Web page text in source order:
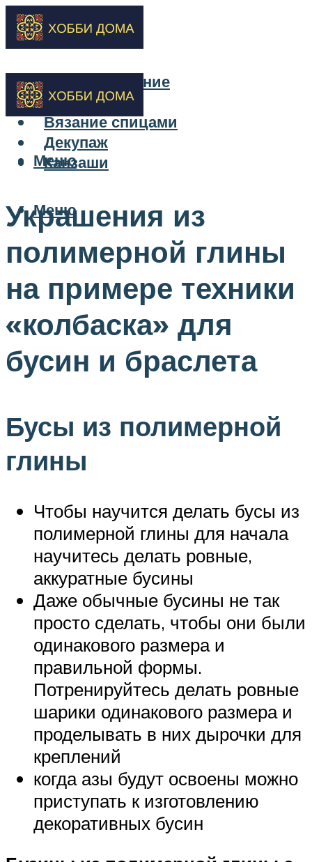
Бисероплетение
Вышивка
Вязание спицами
Декупаж
Канзаши
Меню
Меню
Украшения из
полимерной глины
на примере техники
«колбаска» для
бусин и браслета
Бусы из полимерной
глины
Чтобы научится делать бусы из
полимерной глины для начала
научитесь делать ровные,
аккуратные бусины
Даже обычные бусины не так
просто сделать, чтобы они были
одинакового размера и
правильной формы.
Потренируйтесь делать ровные
шарики одинакового размера и
проделывать в них дырочки для
креплений
когда азы будут освоены можно
приступать к изготовлению
декоративных бусин